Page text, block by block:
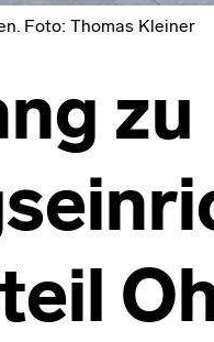
Foto: Thomas Kleiner
zu